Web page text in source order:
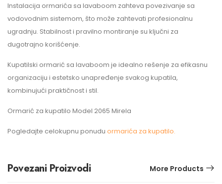
Instalacija ormarića sa lavaboom zahteva povezivanje sa
vodovodnim sistemom, što može zahtevati profesionalnu
ugradnju. Stabilnost i pravilno montiranje su ključni za
dugotrajno korišćenje.
Kupatilski ormarić sa lavaboom je idealno rešenje za efikasnu
organizaciju i estetsko unapređenje svakog kupatila,
kombinujući praktičnost i stil.
Ormarić za kupatilo Model 2065 Mirela
Pogledajte celokupnu ponudu ormarića za kupatilo.
Povezani Proizvodi More Products